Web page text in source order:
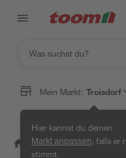
Mein Markt: Troisdorf
Hier kannst du deinen
Markt anpassen , falls er
stimmt.
/ Werkstatt &